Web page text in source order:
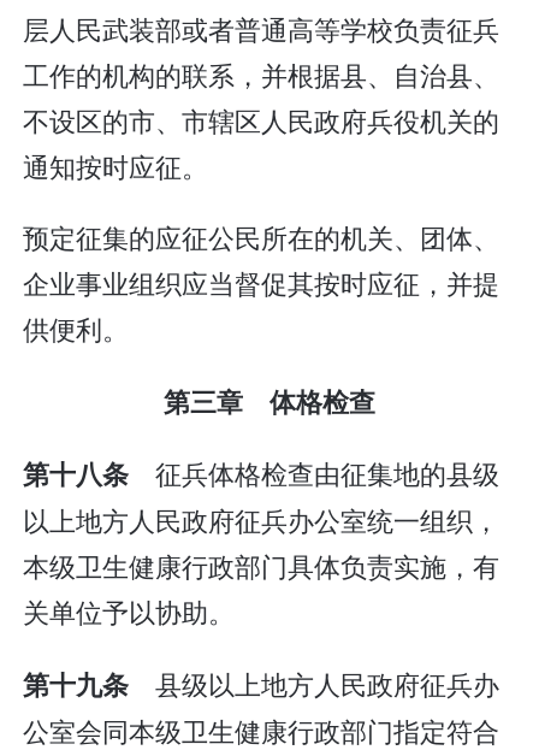
层人民武装部或者普通高等学校负责征兵
工作的机构的联系，并根据县、自治县、
不设区的市、市辖区人民政府兵役机关的
通知按时应征。
预定征集的应征公民所在的机关、团体、
企业事业组织应当督促其按时应征，并提
供便利。
第三章 体格检查
第十八条 征兵体格检查由征集地的县级
以上地方人民政府征兵办公室统一组织，
本级卫生健康行政部门具体负责实施，有
关单位予以协助。
第十九条 县级以上地方人民政府征兵办
公室会同本级卫生健康行政部门指定符合